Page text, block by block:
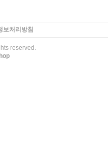
보처리방침
reserved.